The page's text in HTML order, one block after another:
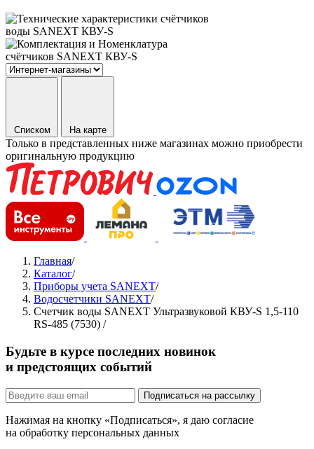
Списком На карте
Только в представленных ниже магазинах можно приобрести
оригинальную продукцию
Главная/
Каталог/
Приборы учета SANEXT/
Водосчетчики SANEXT/
Счетчик воды SANEXT Ультразвуковой КВУ-S 1,5-110
RS-485 (7530) /
Будьте в курсе последних новинок
и предстоящих событий
Подписаться на рассылку
Нажимая на кнопку «Подписаться», я даю согласие
на обработку персональных данных